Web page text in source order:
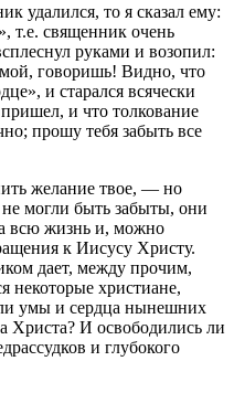
удалился, то я сказал ему:
т.е. священник очень
руками и возопил:
говоришь! Видно, что
и старался всячески
и что толкование
прошу тебя забыть все
желание твое, — но
могли быть забыты, они
всю жизнь и, можно
к Иисусу Христу.
дает, между прочим,
некоторые христиане,
умы и сердца нынешних
Христа? И освободились ли
и глубокого